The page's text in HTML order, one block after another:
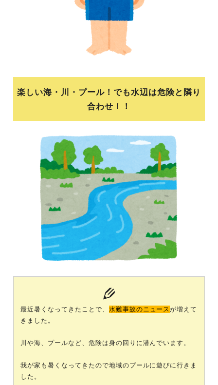
楽しい海・川・プール！でも水辺は危険と隣り
合わせ！！
最近暑くなってきたことで、 水難事故のニュースが増えて
きました。
川や海、プールなど、危険は身の回りに潜んでいます。
我が家も暑くなってきたので地域のプールに遊びに行きま
した。